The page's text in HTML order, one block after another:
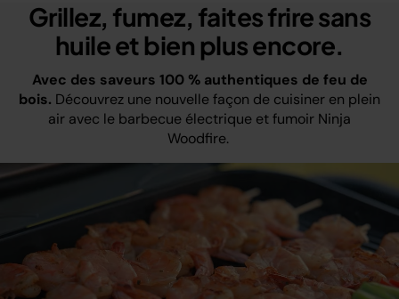
Grillez, fumez, faites frire sans
huile et bien plus encore.
Avec des saveurs 100 % authentiques de feu de
bois. Découvrez une nouvelle façon de cuisiner en plein
air avec le barbecue électrique et fumoir Ninja
Woodfire.